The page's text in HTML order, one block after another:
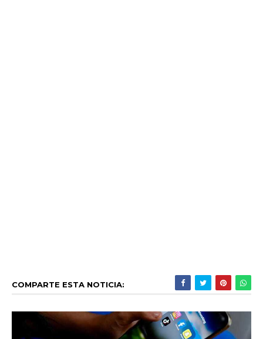
COMPARTE ESTA NOTICIA: